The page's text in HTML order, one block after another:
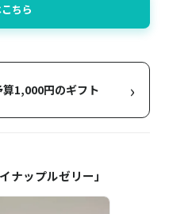
ちら
1,000円のギフト ›
ナップルゼリー」